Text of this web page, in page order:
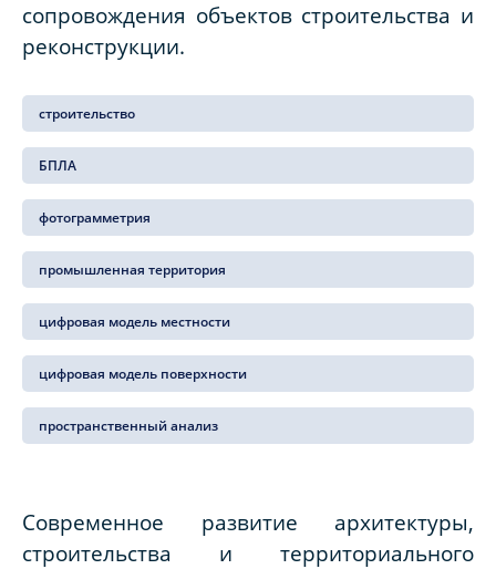
сопровождения объектов строительства и
реконструкции.
строительство
БПЛА
фотограмметрия
промышленная территория
цифровая модель местности
цифровая модель поверхности
пространственный анализ
Современное развитие архитектуры,
строительства и территориального